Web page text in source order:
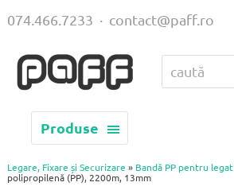
Produse
074.466.7233 · contact@paff.ro
Legare, Fixare și Securizare » Bandă PP pentru legat
polipropilenă (PP), 2200m, 13mm